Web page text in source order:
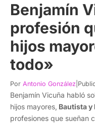
Benjamín
profesión
hijos
todo»
Por Antonio González
Benjamín Vicuña habló
hijos mayores, Bautista y
profesiones que sueñan